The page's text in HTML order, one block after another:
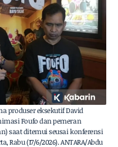
produser eksekutif David
Foufo dan pemeran
saat ditemui seusai konferensi
Rabu (17/6/2026). ANTARA/Abdu